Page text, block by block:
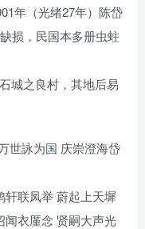
年（光绪27年）陈岱
损，民国本多册虫蛀
城之良村，其地后易
世詠为国 庆崇澄海岱
轩联凤举 蔚起上天墀
闻衣厪念 贤嗣大声光